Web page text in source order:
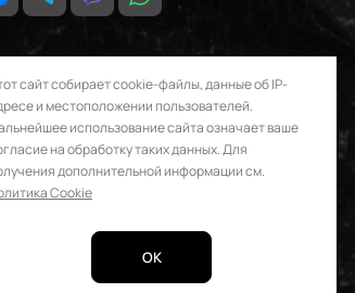
сайт собирает cookie-файлы, данные об IP-
и местоположении пользователей.
использование сайта означает ваше
на обработку таких данных. Для
дополнительной информации см.
Cookie
OK